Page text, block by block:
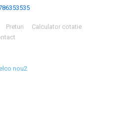
Preturi
Calculator cotatie